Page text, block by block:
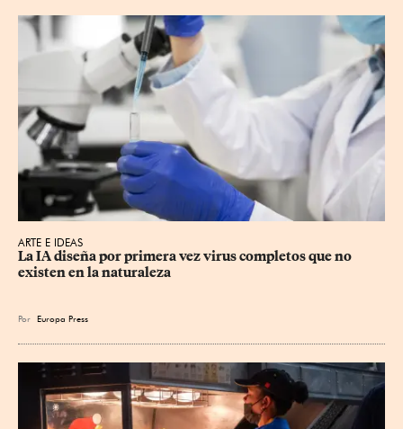
ARTE E IDEAS
La IA diseña por primera vez virus completos que no
existen en la naturaleza
Por Europa Press